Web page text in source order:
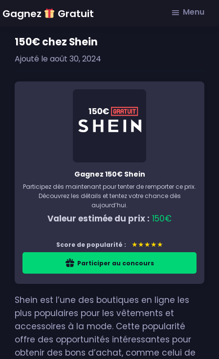
to
content
to
sidebar
to
Gagnez Gratuit Menu
150€ chez Shein
Ajouté le août 30, 2024
Gagnez 150€ Shein
Participez dès maintenant pour tenter de remporter ce prix.
Découvrez les détails et tentez votre chance dès
aujourd’hui.
Valeur estimée du prix : 150€
Score de popularité : ★★★★★
Participer au concours
Shein est l’une des boutiques en ligne les
plus populaires pour les vêtements et
accessoires à la mode. Cette popularité
offre des opportunités intéressantes pour
obtenir des bons d’achat, comme celui de